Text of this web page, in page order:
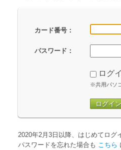
カード番号：
パスワード：
ログ
※共用パソ
ログイン
2020年2月3日以降、はじめてログ
パスワードを忘れた場合も こちら